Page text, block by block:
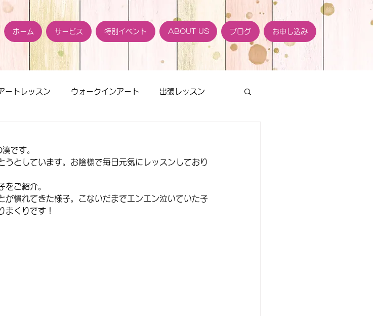
ホーム サービス 特別イベント ABOUT US ブログ お申し込み
ートレッスン ウォークインアート 出張レッスン
です。
うとしています。お陰様で毎日元気にレッスンしており
をご紹介。
が慣れてきた様子。こないだまでエンエン泣いていた子
まくりです！